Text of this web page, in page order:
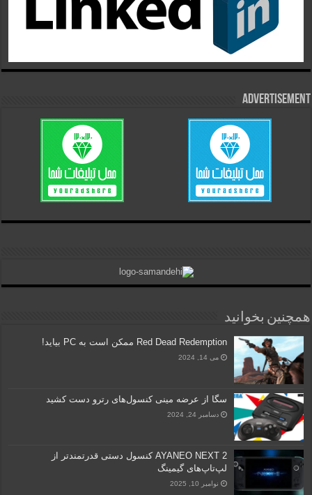
Advertisement
همچنین بخوانید
Red Dead Redemption ممکن است به PC بیاید!
می 14, 2024
سگا از عرضه مینی کنسول‌های رترو دست کشید
دسامبر 24, 2024
AYANEO NEXT 2 کنسول دستی قدرتمندتر از
لپ‌تاپ‌های گیمینگ
نوامبر 10, 2025